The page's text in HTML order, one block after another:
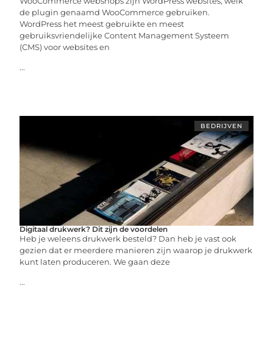
de plugin genaamd WooCommerce gebruiken.
WordPress het meest gebruikte en meest
gebruiksvriendelijke Content Management Systeem
(CMS) voor websites en
...
BEDRIJVEN
Digitaal drukwerk? Dit zijn de voordelen
Heb je weleens drukwerk besteld? Dan heb je vast ook
gezien dat er meerdere manieren zijn waarop je drukwerk
kunt laten produceren. We gaan deze
...